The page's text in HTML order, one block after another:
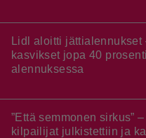
Lidl aloitti jättialennukset
kasvikset jopa 40
alennuksessa
”Että semmonen sirkus”
kilpailijat julkistettiin ja